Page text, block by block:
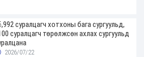
суралцагч хотхоны бага сургуульд,
суралцагч төрөлжсөн ахлах сургуульд
2026/07/22